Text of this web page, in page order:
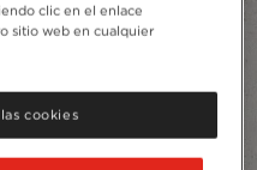
clic en el enlace
sitio web en cualquier
cookies